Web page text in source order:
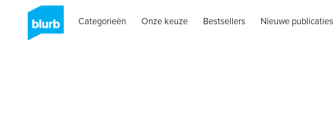
Categorieën Onze keuze Bestsellers Nieuwe publicaties